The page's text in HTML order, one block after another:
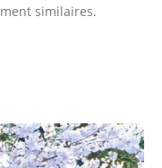
similaires.